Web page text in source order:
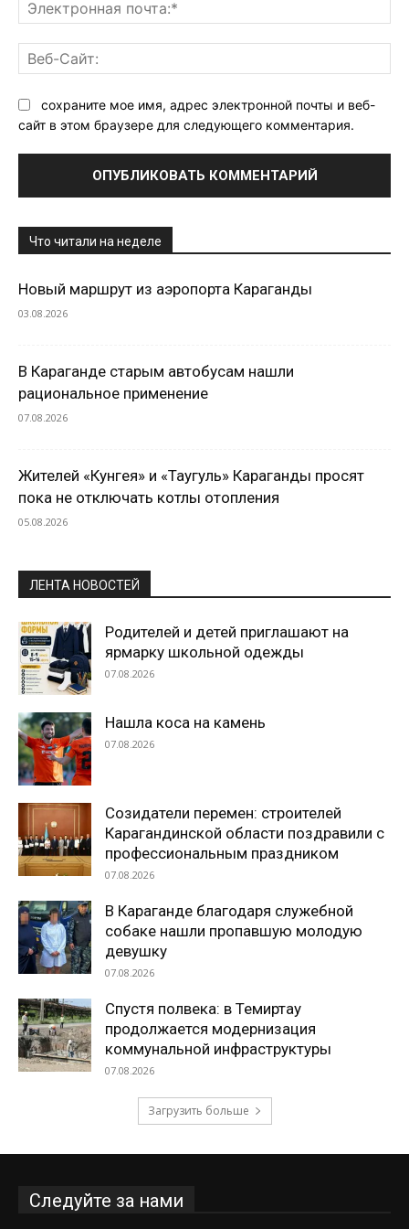
сохраните мое имя, адрес электронной почты и веб-
сайт в этом браузере для следующего комментария.
Что читали на неделе
Новый маршрут из аэропорта Караганды
03.08.2026
В Караганде старым автобусам нашли
рациональное применение
07.08.2026
Жителей «Кунгея» и «Таугуль» Караганды просят
пока не отключать котлы отопления
05.08.2026
ЛЕНТА НОВОСТЕЙ
Родителей и детей приглашают на
ярмарку школьной одежды
07.08.2026
Нашла коса на камень
07.08.2026
Созидатели перемен: строителей
Карагандинской области поздравили с
профессиональным праздником
07.08.2026
В Караганде благодаря служебной
собаке нашли пропавшую молодую
девушку
07.08.2026
Спустя полвека: в Темиртау
продолжается модернизация
коммунальной инфраструктуры
07.08.2026
Загрузить больше
Следуйте за нами